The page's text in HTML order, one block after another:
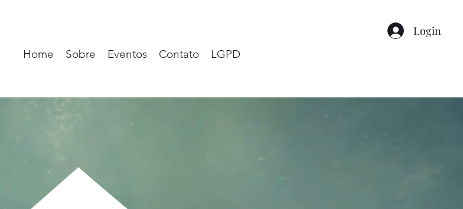
Login
Home Sobre Eventos Contato LGPD